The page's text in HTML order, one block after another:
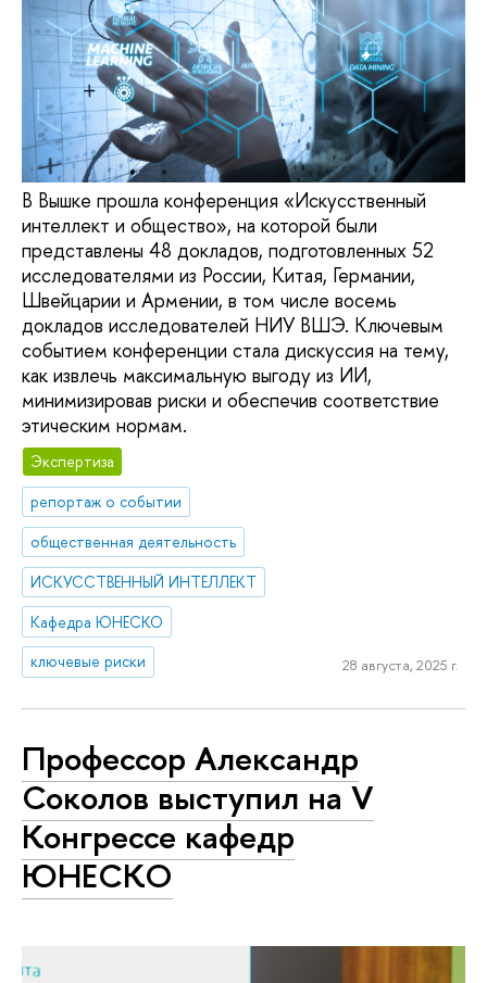
В Вышке прошла конференция «Искусственный
интеллект и общество», на которой были
представлены 48 докладов, подготовленных 52
исследователями из России, Китая, Германии,
Швейцарии и Армении, в том числе восемь
докладов исследователей НИУ ВШЭ. Ключевым
событием конференции стала дискуссия на тему,
как извлечь максимальную выгоду из ИИ,
минимизировав риски и обеспечив соответствие
этическим нормам.
Экспертиза
репортаж о событии
общественная деятельность
ИСКУССТВЕННЫЙ ИНТЕЛЛЕКТ
Кафедра ЮНЕСКО
ключевые риски
28 августа, 2025 г.
Профессор Александр
Соколов выступил на V
Конгрессе кафедр
ЮНЕСКО